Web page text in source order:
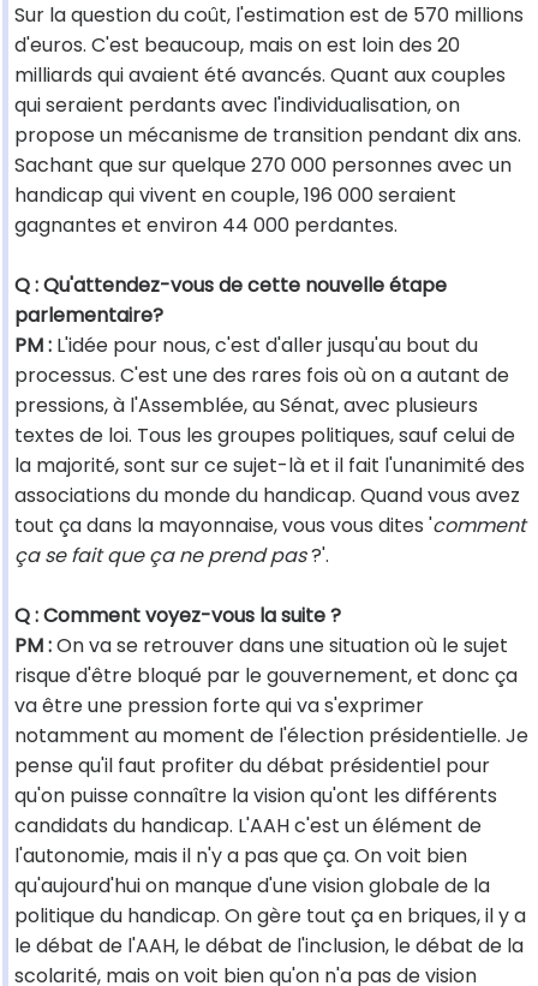
Sur la question du coût, l'estimation est de 570 millions
d'euros. C'est beaucoup, mais on est loin des 20
milliards qui avaient été avancés. Quant aux couples
qui seraient perdants avec l'individualisation, on
propose un mécanisme de transition pendant dix ans.
Sachant que sur quelque 270 000 personnes avec un
handicap qui vivent en couple, 196 000 seraient
gagnantes et environ 44 000 perdantes.
Q : Qu'attendez-vous de cette nouvelle étape
parlementaire?
PM : L'idée pour nous, c'est d'aller jusqu'au bout du
processus. C'est une des rares fois où on a autant de
pressions, à l'Assemblée, au Sénat, avec plusieurs
textes de loi. Tous les groupes politiques, sauf celui de
la majorité, sont sur ce sujet-là et il fait l'unanimité des
associations du monde du handicap. Quand vous avez
tout ça dans la mayonnaise, vous vous dites 'comment
ça se fait que ça ne prend pas?'.
Q : Comment voyez-vous la suite ?
PM :On va se retrouver dans une situation où le sujet
risque d'être bloqué par le gouvernement, et donc ça
va être une pression forte qui va s'exprimer
notamment au moment de l'élection présidentielle. Je
pense qu'il faut profiter du débat présidentiel pour
qu'on puisse connaître la vision qu'ont les différents
candidats du handicap. L'AAH c'est un élément de
l'autonomie, mais il n'y a pas que ça. On voit bien
qu'aujourd'hui on manque d'une vision globale de la
politique du handicap. On gère tout ça en briques, il y a
le débat de l'AAH, le débat de l'inclusion, le débat de la
scolarité, mais on voit bien qu'on n'a pas de vision